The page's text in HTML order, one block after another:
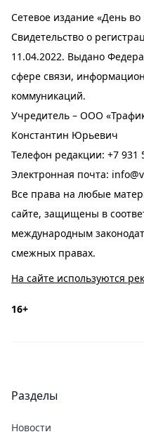
Сетевое издание «День
Свидетельство о
11.04.2022. Выдано
сфере связи,
коммуникаций.
Учредитель – ООО
Константин Юрьевич
Телефон редакции: +7 931
Электронная почта:
Все права на любые
сайте, защищены в
международным
смежных правах.
На сайте используются
16+
Разделы
Новости